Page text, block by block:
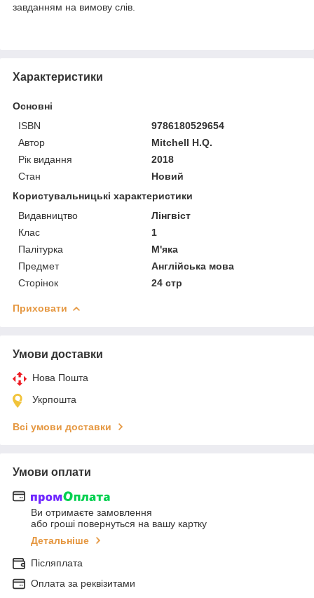
завданням на вимову слів.
Характеристики
Основні
ISBN
9786180529654
Автор
Mitchell H.Q.
Рік видання
2018
Стан
Новий
Користувальницькі характеристики
Видавництво
Лінгвіст
Клас
1
Палітурка
М'яка
Предмет
Англійська мова
Сторінок
24 стр
Приховати
Умови доставки
Нова Пошта
Укрпошта
Всі умови доставки
Умови оплати
Ви отримаєте замовлення
або гроші повернуться на вашу картку
Детальніше
Післяплата
Оплата за реквізитами